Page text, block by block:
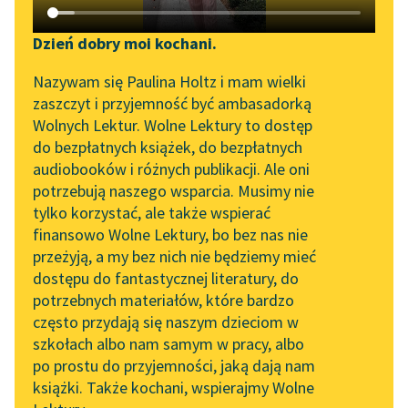
Katalog DAISY
Podkasty o książkach
Zgłoś brak utworu
Aktualności
Zapraszamy na spotkanie
online z tłumaczkami
literatury skandynawskiej
Spotkanie z Katarzyną
Tunkiel w Oslo
Wolne Lektury na 32.
Pol’and’Rock Festivalu
„Kochanek Lady
Chatterley” do słuchania
na Wolnych Lekturach
Nowy audiobook –
Narzędzia
Mapa Wolnych Lektur
Leśmianator
Przewodnik dla piszących i
czytających
API
OAI-PMH
Widget Wolnych Lektur
Przypisy
Dzień dobry moi kochani.
Nazywam się Paulina Holtz i mam wielki
zaszczyt i przyjemność być ambasadorką
Wolnych Lektur. Wolne Lektury to dostęp
do bezpłatnych książek, do bezpłatnych
audiobooków i różnych publikacji. Ale oni
potrzebują naszego wsparcia. Musimy nie
tylko korzystać, ale także wspierać
finansowo Wolne Lektury, bo bez nas nie
przeżyją, a my bez nich nie będziemy mieć
dostępu do fantastycznej literatury, do
potrzebnych materiałów, które bardzo
często przydają się naszym dzieciom w
szkołach albo nam samym w pracy, albo
po prostu do przyjemności, jaką dają nam
książki. Także kochani, wspierajmy Wolne
Sortuj:
prace naukowe Jana Vaihingera